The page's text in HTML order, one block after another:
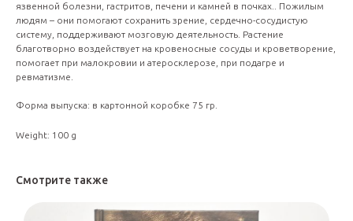
язвенной болезни, гастритов, печени и камней в почках.. Пожилым
людям – они помогают сохранить зрение, сердечно-сосудистую
систему, поддерживают мозговую деятельность. Растение
благотворно воздействует на кровеносные сосуды и кроветворение,
помогает при малокровии и атеросклерозе, при подагре и
ревматизме.
Форма выпуска: в картонной коробке 75 гр.
Weight: 100 g
Смотрите также